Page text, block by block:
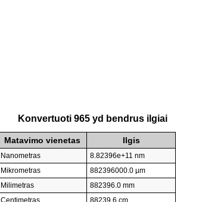
Konvertuoti 965 yd bendrus ilgiai
Matavimo vienetas Ilgis
Nanometras
8.82396e+11 nm
Mikrometras
882396000.0 µm
Milimetras
882396.0 mm